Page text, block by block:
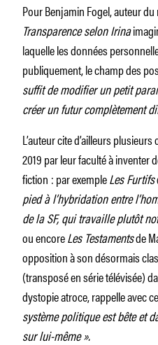
Pour Benjamin Fogel, auteur
Transparence selon Irina
laquelle les données
publiquement, le champ des
suffit de modifier un petit
créer un futur complètement
L’auteur cite d’ailleurs
2019 par leur faculté à inventer
fiction : par exempleLes Furtifs
pied à l’hybridation entre
de la SF, qui travaille plutôt
ou encoreLes Testamentsde
opposition à son désormais
(transposé en série télévisée)
dystopie atroce, rappelle avec
système politique est bête et
sur lui-même».